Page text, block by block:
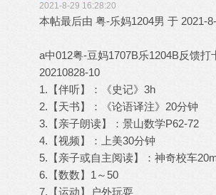
2021-8-29 16:28:20
本帖最后由 粤-乐妈1204男 于 2021-
a中012粤-豆妈1707B乐1204B反馈打
20210828-10
1.【伴听】：《史记》3h
2.【天书】：《论语译注》20分钟
3.【亲子朗读】：景山数学P62-72
4.【视频】：上美30分钟
5.【亲子或自主阅读】：神奇校车
6.【数数】1～50
7.【运动】户外玩耍